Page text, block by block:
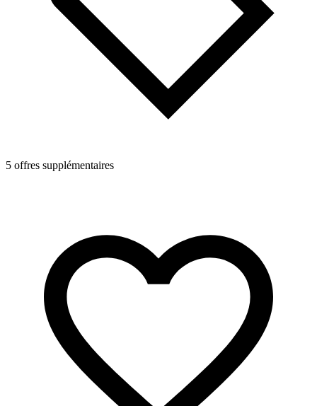
5 offres supplémentaires